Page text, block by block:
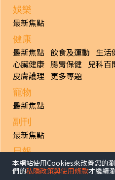
娛樂
最新焦點
健康
最新焦點 飲食及運動 生活
心臟健康 腸胃保健 兒科百
皮膚護理 更多專題
寵物
最新焦點
副刊
最新焦點
日報
揭頁版 港聞 財經/地產 中
生活副刊 親子/教育 體育
本網站使用Cookies來改善您的
們的私隱政策與使用條款才繼續